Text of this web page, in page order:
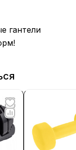
гантели